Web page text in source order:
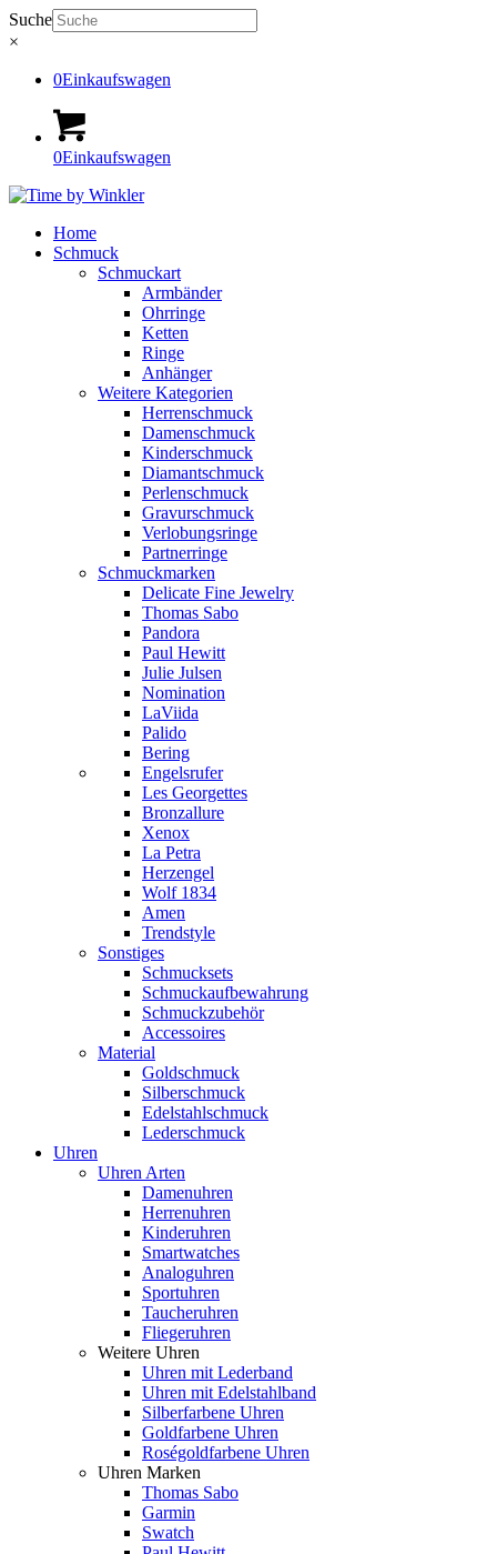
Suche
×
0Einkaufswagen
0Einkaufswagen
Home
Schmuck
Schmuckart
Armbänder
Ohrringe
Ketten
Ringe
Anhänger
Weitere Kategorien
Herrenschmuck
Damenschmuck
Kinderschmuck
Diamantschmuck
Perlenschmuck
Gravurschmuck
Verlobungsringe
Partnerringe
Schmuckmarken
Delicate Fine Jewelry
Thomas Sabo
Pandora
Paul Hewitt
Julie Julsen
Nomination
LaViida
Palido
Bering
Engelsrufer
Les Georgettes
Bronzallure
Xenox
La Petra
Herzengel
Wolf 1834
Amen
Trendstyle
Sonstiges
Schmucksets
Schmuckaufbewahrung
Schmuckzubehör
Accessoires
Material
Goldschmuck
Silberschmuck
Edelstahlschmuck
Lederschmuck
Uhren
Uhren Arten
Damenuhren
Herrenuhren
Kinderuhren
Smartwatches
Analoguhren
Sportuhren
Taucheruhren
Fliegeruhren
Weitere Uhren
Uhren mit Lederband
Uhren mit Edelstahlband
Silberfarbene Uhren
Goldfarbene Uhren
Roségoldfarbene Uhren
Uhren Marken
Thomas Sabo
Garmin
Swatch